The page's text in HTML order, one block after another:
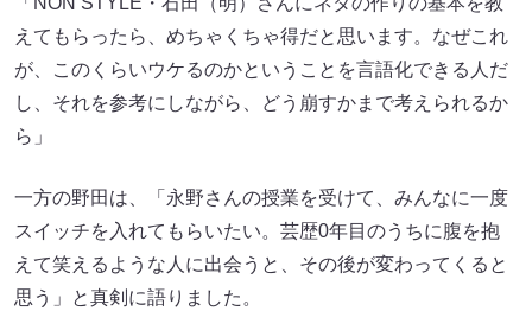
えてもらったら、めちゃくちゃ得だと思います。なぜこれ
が、このくらいウケるのかということを言語化できる人だ
し、それを参考にしながら、どう崩すかまで考えられるか
ら」
一方の野田は、「永野さんの授業を受けて、みんなに一度
スイッチを入れてもらいたい。芸歴0年目のうちに腹を抱
えて笑えるような人に出会うと、その後が変わってくると
思う」と真剣に語りました。